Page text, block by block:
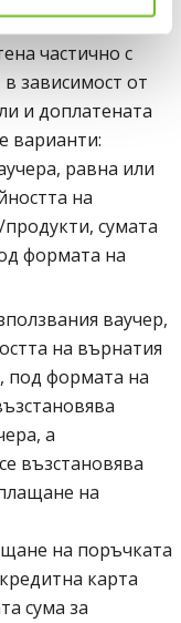
за сайта.
частично с
зависимост от
и доплатената
варианти:
равна или
на
сумата
формата на
ваучер,
на върнатия
под формата на
а
възстановява
на
на поръчката
карта
сума за